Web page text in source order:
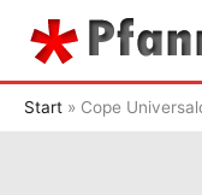
Inhalt
Start Cope